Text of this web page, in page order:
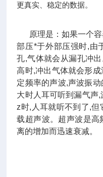
更真实、稳定的数据。
原理是：如果一个容
部压*于外部压强时,由
孔,气体就会从漏孔冲
高时,冲出气体就会形
定频率的声波,声波振
大时人耳可听到漏气声
z时,人耳就听不到了,
载超声波。超声波是高
离的增加而迅速衰减。